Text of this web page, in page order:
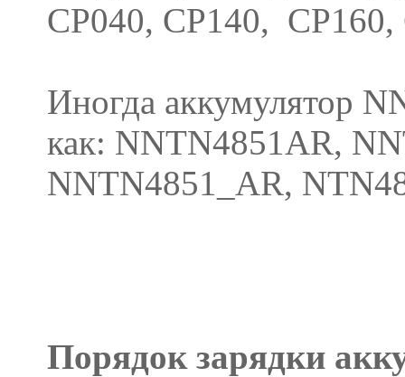
CP040, CP140,
Иногда аккумулятор
как: NNTN4851AR,
NNTN4851_AR,
Порядок зарядки